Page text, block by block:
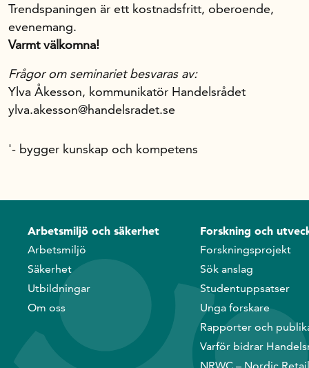
Trendspaningen är ett kostnadsfritt, oberoende,
evenemang.
Varmt välkomna!
Frågor om seminariet besvaras av:
Ylva Åkesson, kommunikatör Handelsrådet
ylva.akesson@handelsradet.se
'- bygger kunskap och kompetens
Arbetsmiljö och säkerhet
Arbetsmiljö
Säkerhet
Utbildningar
Om oss
Forskning och
Forskningsprojekt
Sök anslag
Studentuppsatser
Unga forskare
Rapporter och
Varför bidrar